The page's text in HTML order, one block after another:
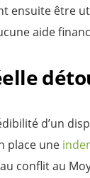
ensuite être
aide
d’un
place une
conflit au